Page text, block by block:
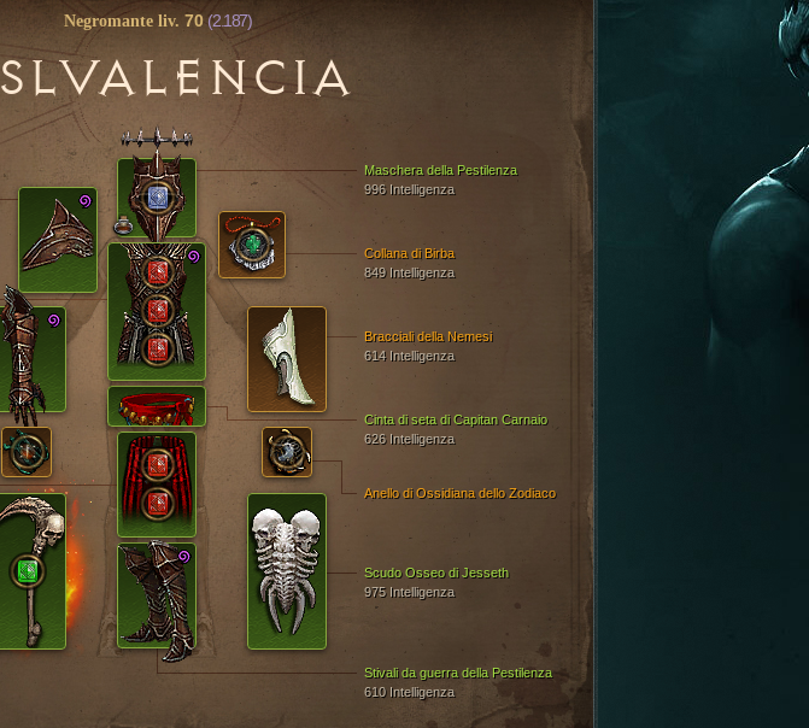
Negromante liv.70 (2.187)
SLVALENCIA
Maschera della Pestilenza
996 Intelligenza
Stivali da guerra della Pestilenza
610 Intelligenza
Bracciali della Nemesi
614 Intelligenza
Scudo Osseo di Jesseth
975 Intelligenza
Cinta di seta di Capitan Carnaio
626 Intelligenza
Anello di Ossidiana dello Zodiaco
Collana di Birba
849 Intelligenza